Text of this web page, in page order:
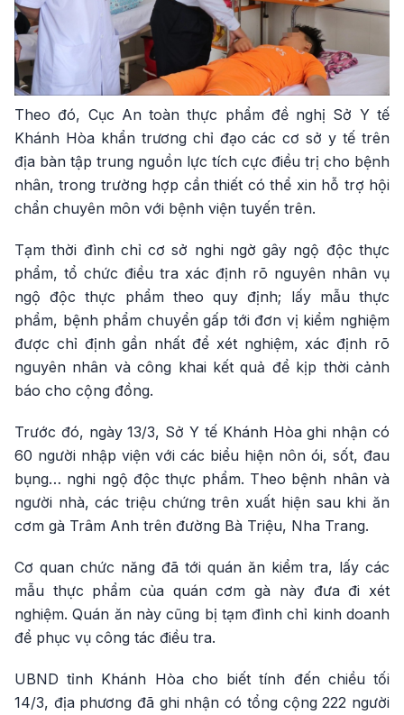
Theo đó, Cục An toàn thực phẩm đề nghị Sở Y tế
Khánh Hòa khẩn trương chỉ đạo các cơ sở y tế trên
địa bàn tập trung nguồn lực tích cực điều trị cho bệnh
nhân, trong trường hợp cần thiết có thể xin hỗ trợ hội
chẩn chuyên môn với bệnh viện tuyến trên.
Tạm thời đình chỉ cơ sở nghi ngờ gây ngộ độc thực
phẩm, tổ chức điều tra xác định rõ nguyên nhân vụ
ngộ độc thực phẩm theo quy định; lấy mẫu thực
phẩm, bệnh phẩm chuyển gấp tới đơn vị kiểm nghiệm
được chỉ định gần nhất để xét nghiệm, xác định rõ
nguyên nhân và công khai kết quả để kịp thời cảnh
báo cho cộng đồng.
Trước đó, ngày 13/3, Sở Y tế Khánh Hòa ghi nhận có
60 người nhập viện với các biểu hiện nôn ói, sốt, đau
bụng… nghi ngộ độc thực phẩm. Theo bệnh nhân và
người nhà, các triệu chứng trên xuất hiện sau khi ăn
cơm gà Trâm Anh trên đường Bà Triệu, Nha Trang.
Cơ quan chức năng đã tới quán ăn kiểm tra, lấy các
mẫu thực phẩm của quán cơm gà này đưa đi xét
nghiệm. Quán ăn này cũng bị tạm đình chỉ kinh doanh
để phục vụ công tác điều tra.
UBND tỉnh Khánh Hòa cho biết tính đến chiều tối
14/3, địa phương đã ghi nhận có tổng cộng 222 người